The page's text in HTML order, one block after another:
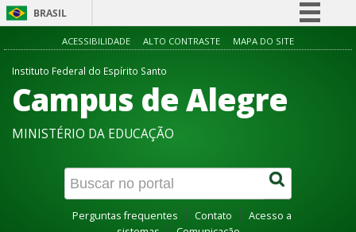
BRASIL
Simplifique!
Acesso à informação
Canais
ACESSIBILIDADE ALTO CONTRASTE MAPA DO SITE
Instituto Federal do Espírito Santo
Campus de Alegre
MINISTÉRIO DA EDUCAÇÃO
Perguntas frequentes Contato
Acesso a